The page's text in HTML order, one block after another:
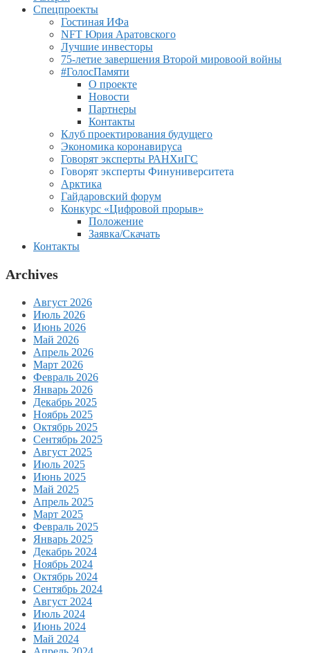
Спецпроекты
Гостиная ИФа
NFT Юрия Аратовского
Лучшие инвесторы
75-летие завершения Второй мировоой войны
#ГолосПамяти
О проекте
Новости
Партнеры
Контакты
Клуб проектирования будущего
Экономика коронавируса
Говорят эксперты РАНХиГС
Говорят эксперты Финуниверситета
Арктика
Гайдаровский форум
Конкурс «Цифровой прорыв»
Положение
Заявка/Скачать
Контакты
Archives
Август 2026
Июль 2026
Июнь 2026
Май 2026
Апрель 2026
Март 2026
Февраль 2026
Январь 2026
Декабрь 2025
Ноябрь 2025
Октябрь 2025
Сентябрь 2025
Август 2025
Июль 2025
Июнь 2025
Май 2025
Апрель 2025
Март 2025
Февраль 2025
Январь 2025
Декабрь 2024
Ноябрь 2024
Октябрь 2024
Сентябрь 2024
Август 2024
Июль 2024
Июнь 2024
Май 2024